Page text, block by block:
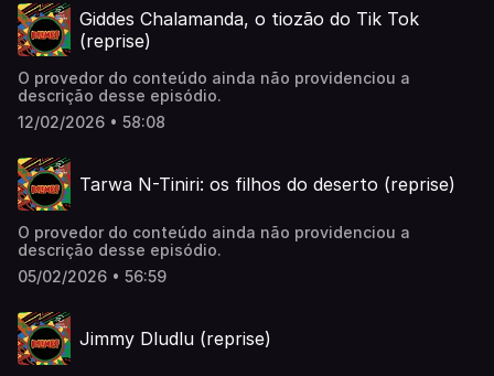
Giddes Chalamanda, o tiozão do Tik Tok
(reprise)
O provedor do conteúdo ainda não providenciou a
descrição desse episódio.
12/02/2026 • 58:08
Tarwa N-Tiniri: os filhos do deserto (reprise)
O provedor do conteúdo ainda não providenciou a
descrição desse episódio.
05/02/2026 • 56:59
Jimmy Dludlu (reprise)